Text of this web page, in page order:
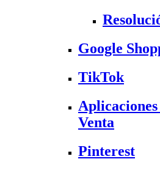
Google
TikTok
Aplicaciones
Venta
Pinterest